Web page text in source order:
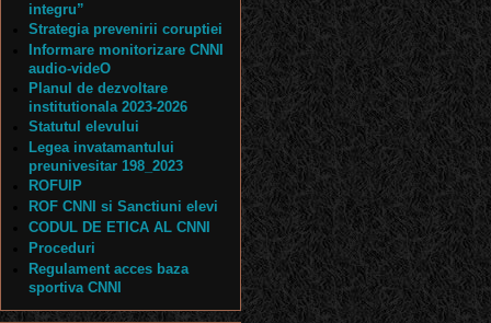
integru”
Strategia prevenirii coruptiei
Informare monitorizare CNNI
audio-videO
Planul de dezvoltare
institutionala 2023-2026
Statutul elevului
Legea invatamantului
preunivesitar 198_2023
ROFUIP
ROF CNNI si Sanctiuni elevi
CODUL DE ETICA AL CNNI
Proceduri
Regulament acces baza
sportiva CNNI